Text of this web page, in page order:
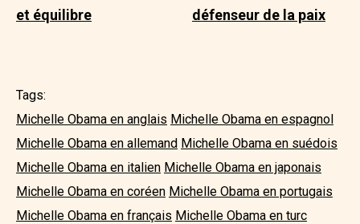
et équilibre
défenseur de la paix
Tags:
Michelle Obama en anglais Michelle Obama en espagnol
Michelle Obama en allemand Michelle Obama en suédois
Michelle Obama en italien Michelle Obama en japonais
Michelle Obama en coréen Michelle Obama en portugais
Michelle Obama en français Michelle Obama en turc